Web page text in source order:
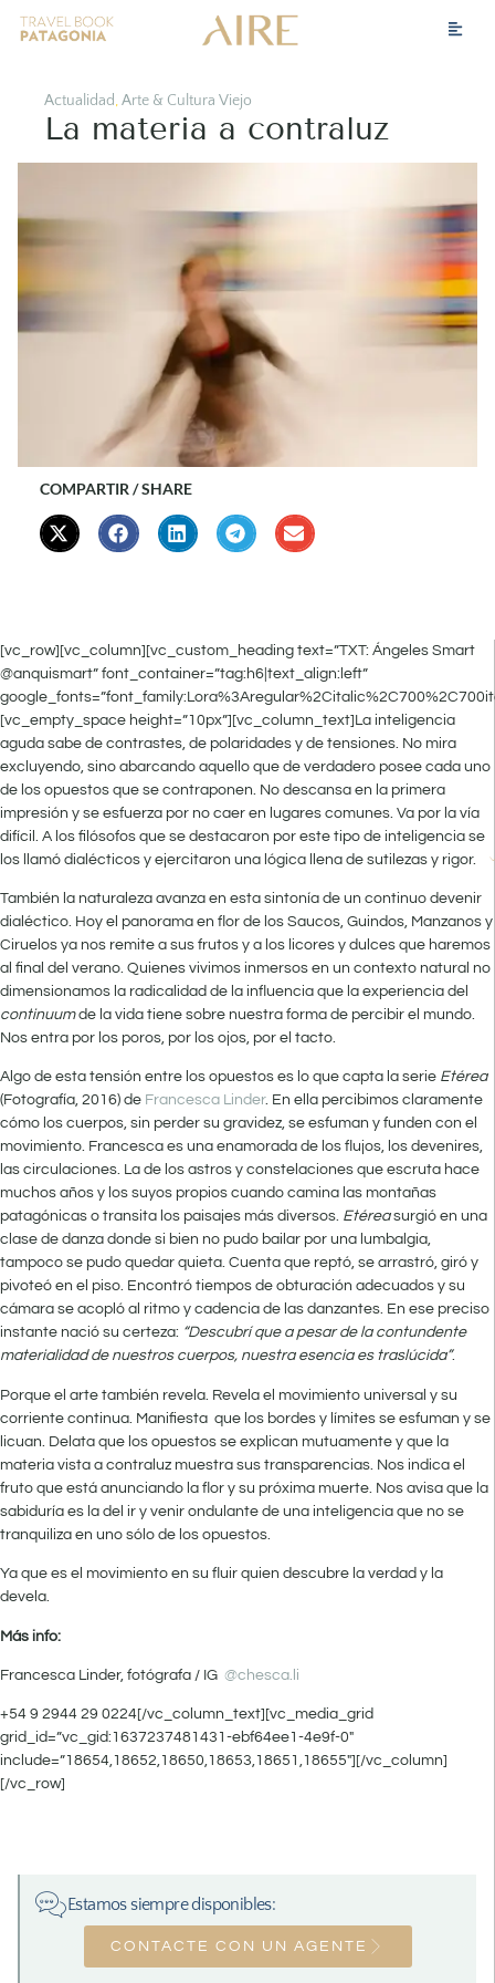
Actualidad,Arte & Cultura Viejo
La materia a contraluz
COMPARTIR / SHARE
[vc_row][vc_column][vc_custom_heading text=”TXT: Ángeles Smart
@anquismart” font_container=”tag:h6|text_align:left”
[vc_empty_space height=”10px”][vc_column_text]La inteligencia
aguda sabe de contrastes, de polaridades y de tensiones. No mira
excluyendo, sino abarcando aquello que de verdadero posee cada uno
de los opuestos que se contraponen. No descansa en la primera
impresión y se esfuerza por no caer en lugares comunes. Va por la vía
difícil. A los filósofos que se destacaron por este tipo de inteligencia se
los llamó dialécticos y ejercitaron una lógica llena de sutilezas y rigor.
También la naturaleza avanza en esta sintonía de un continuo devenir
dialéctico. Hoy el panorama en flor de los Saucos, Guindos, Manzanos y
Ciruelos ya nos remite a sus frutos y a los licores y dulces que haremos
al final del verano. Quienes vivimos inmersos en un contexto natural no
dimensionamos la radicalidad de la influencia que la experiencia del
continuumde la vida tiene sobre nuestra forma de percibir el mundo.
Nos entra por los poros, por los ojos, por el tacto.
Algo de esta tensión entre los opuestos es lo que capta la serie Etérea
(Fotografía, 2016) de Francesca Linder. En ella percibimos claramente
cómo los cuerpos, sin perder su gravidez, se esfuman y funden con el
movimiento. Francesca es una enamorada de los flujos, los devenires,
las circulaciones. La de los astros y constelaciones que escruta hace
muchos años y los suyos propios cuando camina las montañas
patagónicas o transita los paisajes más diversos. Etéreasurgió en una
clase de danza donde si bien no pudo bailar por una lumbalgia,
tampoco se pudo quedar quieta. Cuenta que reptó, se arrastró, giró y
pivoteó en el piso. Encontró tiempos de obturación adecuados y su
cámara se acopló al ritmo y cadencia de las danzantes. En ese preciso
instante nació su certeza: “Descubrí que a pesar de la contundente
materialidad de nuestros cuerpos, nuestra esencia es traslúcida”.
Porque el arte también revela. Revela el movimiento universal y su
corriente continua. Manifiesta que los bordes y límites se esfuman y se
licuan. Delata que los opuestos se explican mutuamente y que la
materia vista a contraluz muestra sus transparencias. Nos indica el
fruto que está anunciando la flor y su próxima muerte. Nos avisa que la
sabiduría es la del ir y venir ondulante de una inteligencia que no se
tranquiliza en uno sólo de los opuestos.
Ya que es el movimiento en su fluir quien descubre la verdad y la
devela.
Más info:
Francesca Linder, fotógrafa / IG @chesca.li
+54 9 2944 29 0224[/vc_column_text][vc_media_grid
grid_id=”vc_gid:1637237481431-ebf64ee1-4e9f-0″
include=”18654,18652,18650,18653,18651,18655″][/vc_column]
[/vc_row]
Estamos siempre disponibles:
CONTACTE CON UN AGENTE